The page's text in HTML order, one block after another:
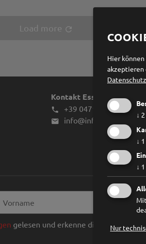
Load more refresh
Kontakt Essstörungen
 +39 0471 970039
 info@infes.it
gelesen und erkenne diese
Hier
akzeptieren
↓ 2
↓ 1
↓ 1
Nur